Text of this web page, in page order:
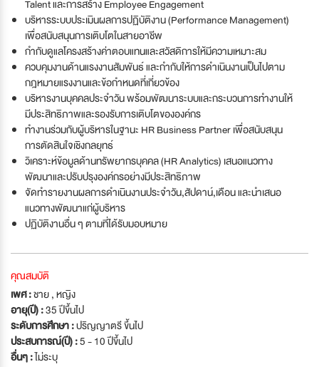
Talent และการสร้าง Employee Engagement
บริหารระบบประเมินผลการปฏิบัติงาน (Performance Management)
เพื่อสนับสนุนการเติบโตในสายอาชีพ
กำกับดูแลโครงสร้างค่าตอบแทนและสวัสดิการให้มีความเหมาะสม
ควบคุมงานด้านแรงงานสัมพันธ์ และกำกับให้การดำเนินงานเป็นไปตาม
กฎหมายแรงงานและข้อกำหนดที่เกี่ยวข้อง
บริหารงานบุคคลประจำวัน พร้อมพัฒนาระบบและกระบวนการทำงานให้
มีประสิทธิภาพและรองรับการเติบโตขององค์กร
ทำงานร่วมกับผู้บริหารในฐานะ HR Business Partner เพื่อสนับสนุน
การตัดสินใจเชิงกลยุทธ์
วิเคราะห์ข้อมูลด้านทรัพยากรบุคคล (HR Analytics) เสนอแนวทาง
พัฒนาและปรับปรุงองค์กรอย่างมีประสิทธิภาพ
จัดทำรายงานผลการดำเนินงานประจำวัน,สัปดาน์,เดือน และนำเสนอ
แนวทางพัฒนาแก่ผู้บริหาร
ปฏิบัติงานอื่น ๆ ตามที่ได้รับมอบหมาย
คุณสมบัติ
เพศ :ชาย , หญิง
อายุ(ปี) :35 ปีขึ้นไป
ระดับการศึกษา :ปริญญาตรี ขึ้นไป
ประสบการณ์(ปี) :5 - 10 ปีขึ้นไป
อื่นๆ :ไม่ระบุ